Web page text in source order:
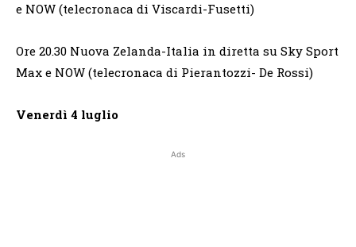
e NOW (telecronaca di Viscardi-Fusetti)
Ore 20.30 Nuova Zelanda-Italia in diretta su Sky Sport
Max e NOW (telecronaca di Pierantozzi- De Rossi)
Venerdì 4 luglio
Ads